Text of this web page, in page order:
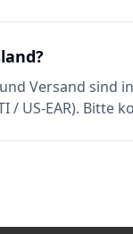
Versand sind
/ US-EAR). Bitte